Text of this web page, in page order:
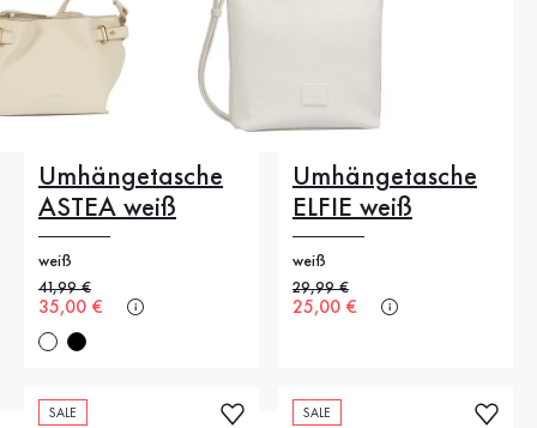
Umhängetasche
ASTEA weiß
weiß
Alter Preis
41,99 €
Neuer Preis
35,00 €
Umhängetasche
ELFIE weiß
weiß
Alter Preis
29,99 €
Neuer Preis
25,00 €
SALE SALE